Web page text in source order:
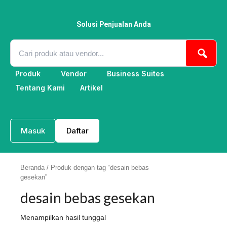
Solusi Penjualan Anda
Produk Vendor
Business Suites
Tentang Kami
Artikel
Masuk Daftar
Beranda / Produk dengan tag “desain bebas
gesekan”
desain bebas gesekan
Menampilkan hasil tunggal